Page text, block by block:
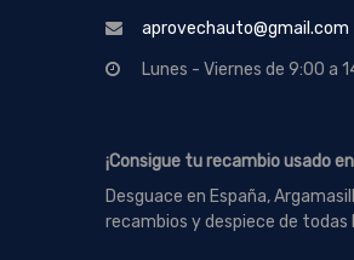
aprovechauto@gmail.com
Lunes - Viernes de 9:00 a
¡Consigue tu recambio usado
Desguace en España,
recambios y despiece de todas